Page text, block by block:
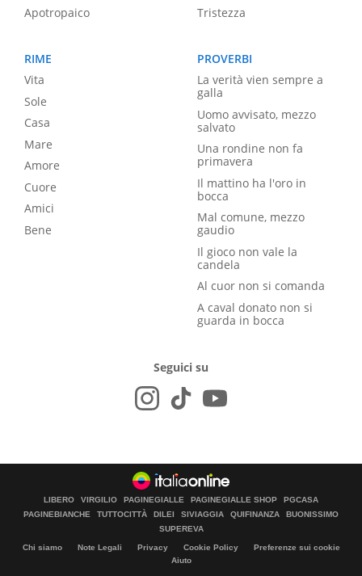
Apotropaico
Tristezza
RIME
Vita
Sole
Casa
Mare
Amore
Cuore
Amici
Bene
PROVERBI
La verità vien sempre a
galla
Uomo avvisato, mezzo
salvato
Una rondine non fa
primavera
Il mattino ha l'oro in
bocca
Mal comune, mezzo
gaudio
Il gioco non vale la
candela
Al cuor non si comanda
A caval donato non si
guarda in bocca
Seguici su
LIBERO VIRGILIO PAGINEGIALLE PAGINEGIALLE SHOP
PGCASA
PAGINEBIANCHE
TUTTOCITTÀ DILEI SIVIAGGIA QUIFINANZA
BUONISSIMO
SUPEREVA
Chi siamo Note Legali Privacy Cookie Policy
Preferenze sui cookie
Aiuto